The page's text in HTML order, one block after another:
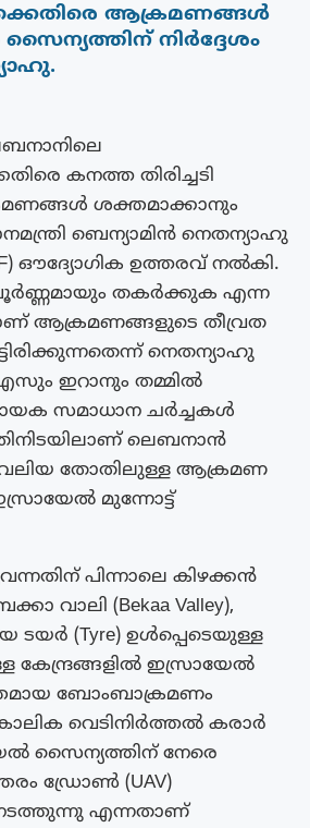
ആക്രമണങ്ങൾ
നിർദ്ദേശം
കനത്ത തിരിച്ചടി
ശക്തമാക്കാനും
ബെന്യാമിൻ നെതന്യാഹു
ഔദ്യോഗിക ഉത്തരവ് നൽകി.
തകർക്കുക എന്ന
ആക്രമണങ്ങളുടെ തീവ്രത
നെതന്യാഹു
ഇറാനും തമ്മിൽ
സമാധാന ചർച്ചകൾ
ലെബനാൻ
തോതിലുള്ള ആക്രമണ
മുന്നോട്ട്
പിന്നാലെ കിഴക്കൻ
വാലി (Bekaa Valley),
(Tyre) ഉൾപ്പെടെയുള്ള
കേന്ദ്രങ്ങളിൽ ഇസ്രായേൽ
ബോംബാക്രമണം
വെടിനിർത്തൽ കരാർ
സൈന്യത്തിന് നേരെ
ഡ്രോൺ (UAV)
എന്നതാണ്